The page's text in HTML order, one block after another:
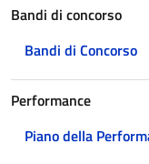
Bandi di concorso
Bandi di Concorso
Performance
Piano della